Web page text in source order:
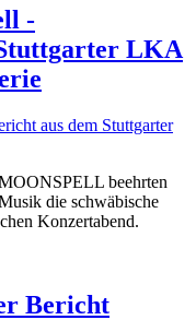
-
LKA
beehrten
die schwäbische
Konzertabend.
Bericht